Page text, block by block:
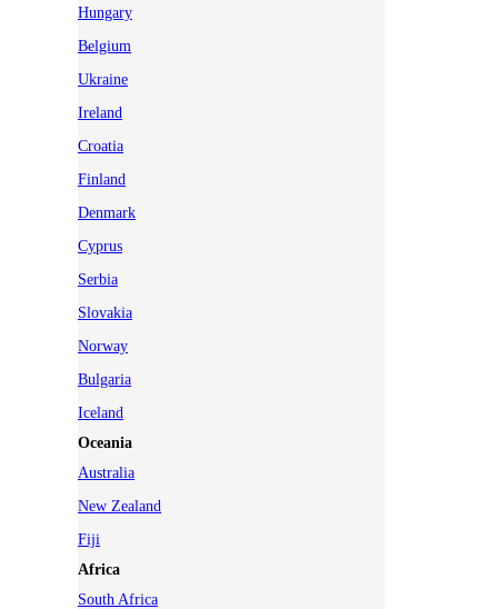
Hungary
Belgium
Ukraine
Ireland
Croatia
Finland
Denmark
Cyprus
Serbia
Slovakia
Norway
Bulgaria
Iceland
Oceania
Australia
New Zealand
Fiji
Africa
South Africa